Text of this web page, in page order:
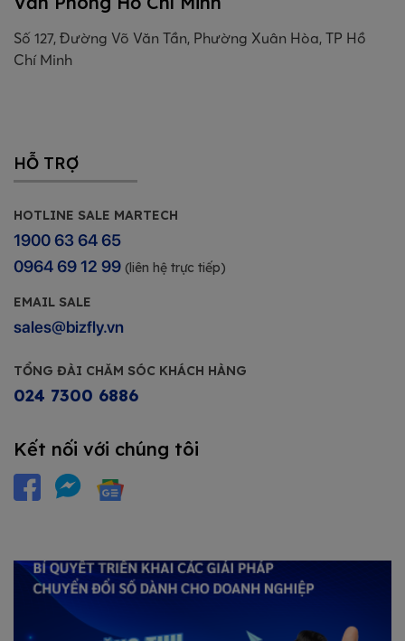
Số 127, Đường Võ Văn Tần, Phường Xuân Hòa, TP Hồ
Chí Minh
HỖ TRỢ
HOTLINE SALE MARTECH
1900 63 64 65
0964 69 12 99 (liên hệ trực tiếp)
EMAIL SALE
sales@bizfly.vn
TỔNG ĐÀI CHĂM SÓC KHÁCH HÀNG
024 7300 6886
Kết nối với chúng tôi